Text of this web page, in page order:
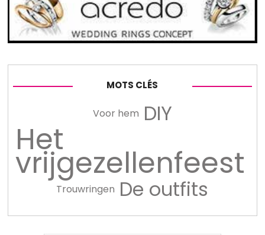
MOTS CLÉS
Voor hem DIY
Het
vrijgezellenfeest
Trouwringen De outfits